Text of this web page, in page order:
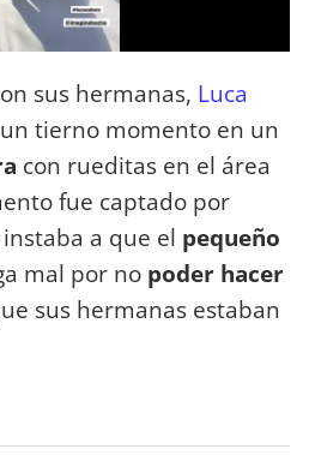
sus hermanas, Luca
tierno momento en un
con rueditas en el área
fue captado por
a que el pequeño
mal por no poder hacer
sus hermanas estaban